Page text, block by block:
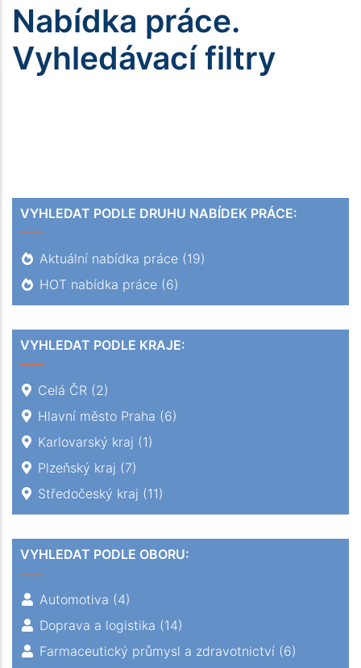
Nabídka práce.
Vyhledávací filtry
VYHLEDAT PODLE DRUHU NABÍDEK PRÁCE:
Aktuální nabídka práce (19)
HOT nabídka práce (6)
VYHLEDAT PODLE KRAJE:
Celá ČR (2)
Hlavní město Praha (6)
Karlovarský kraj (1)
Plzeňský kraj (7)
Středočeský kraj (11)
VYHLEDAT PODLE OBORU:
Automotiva (4)
Doprava a logistika (14)
Farmaceutický průmysl a zdravotnictví (6)